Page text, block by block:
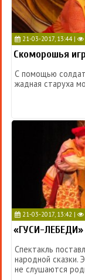
21-03-2017, 13:44 |
Скоморошья
С помощью
жадная старуха
21-03-2017, 13:42 |
«ГУСИ-ЛЕБЕДИ»
Спектакль
народной сказки.
не слушаются